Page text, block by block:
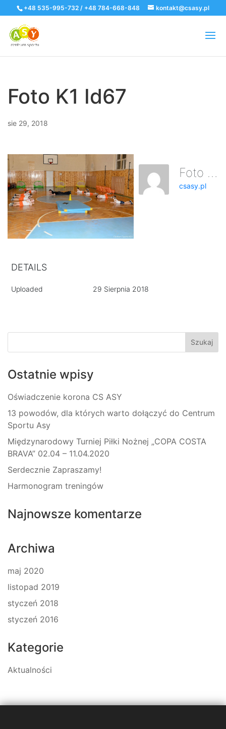
+48 535-995-732 / +48 784-668-848 kontakt@csasy.pl
Foto K1 Id67
sie 29, 2018
Foto K1 Id67
csasy.pl
DETAILS
Uploaded 29 Sierpnia 2018
Ostatnie wpisy
Oświadczenie korona CS ASY
13 powodów, dla których warto dołączyć do Centrum
Sportu Asy
Międzynarodowy Turniej Piłki Nożnej „COPA COSTA
BRAVA” 02.04 – 11.04.2020
Serdecznie Zapraszamy!
Harmonogram treningów
Najnowsze komentarze
Archiwa
maj 2020
listopad 2019
styczeń 2018
styczeń 2016
Kategorie
Aktualności